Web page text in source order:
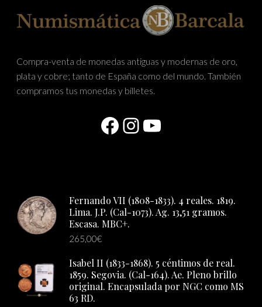
Compra-venta de monedas antiguas y modernas de oro,
plata y cobre; tanto de España como del mundo. También
compramos tus monedas y billetes.
Facebook
Instagram
YouTube
Fernando VII (1808-1833). 4 reales. 1819.
Lima. J.P. (Cal-1073). Ag. 13,51 gramos.
Escasa. MBC+.
265,00€
Isabel II (1833-1868). 5 céntimos de real.
1859. Segovia. (Cal-164). Ae. Pleno brillo
original. Encapsulada por NGC como MS
63 RD.